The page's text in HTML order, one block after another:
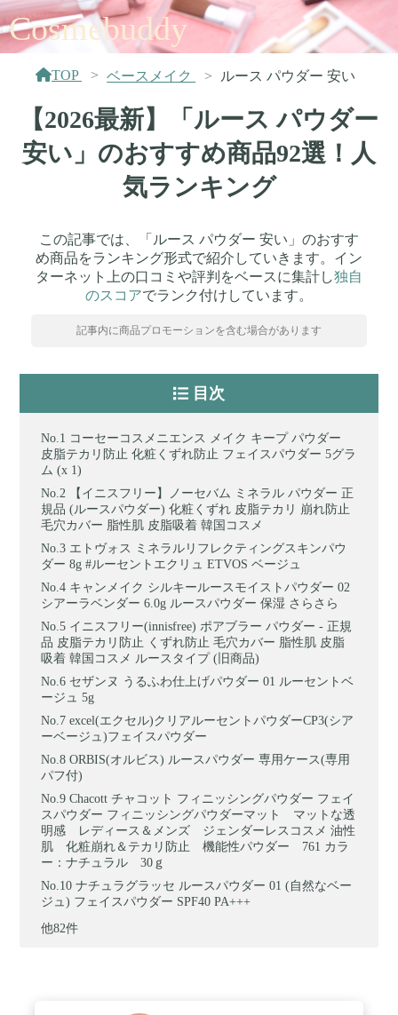
Cosmebuddy
TOP ベースメイク ルース パウダー 安い
【2026最新】「ルース パウダー
安い」のおすすめ商品92選！人
気ランキング
この記事では、「ルース パウダー 安い」のおすす
め商品をランキング形式で紹介していきます。イン
ターネット上の口コミや評判をベースに集計し独自
のスコアでランク付けしています。
記事内に商品プロモーションを含む場合があります
目次
コーセーコスメニエンス メイク キープ パウダー
皮脂テカリ防止 化粧くずれ防止 フェイスパウダー 5グラ
ム (x 1)
【イニスフリー】ノーセバム ミネラル パウダー 正
規品 (ルースパウダー) 化粧くずれ 皮脂テカリ 崩れ防止
毛穴カバー 脂性肌 皮脂吸着 韓国コスメ
エトヴォス ミネラルリフレクティングスキンパウ
ダー 8g #ルーセントエクリュ ETVOS ベージュ
キャンメイク シルキールースモイストパウダー 02
シアーラベンダー 6.0g ルースパウダー 保湿 さらさら
イニスフリー(innisfree) ポアブラー パウダー - 正規
品 皮脂テカリ防止 くずれ防止 毛穴カバー 脂性肌 皮脂
吸着 韓国コスメ ルースタイプ (旧商品)
セザンヌ うるふわ仕上げパウダー 01 ルーセントベ
ージュ 5g
excel(エクセル)クリアルーセントパウダーCP3(シア
ーベージュ)フェイスパウダー
ORBIS(オルビス) ルースパウダー 専用ケース(専用
パフ付)
Chacott チャコット フィニッシングパウダー フェイ
スパウダー フィニッシングパウダーマット マットな透
明感 レディース＆メンズ ジェンダーレスコスメ 油性
肌 化粧崩れ＆テカリ防止 機能性パウダー 761 カラ
ー：ナチュラル 30ｇ
ナチュラグラッセ ルースパウダー 01 (自然なベー
ジュ) フェイスパウダー SPF40 PA+++
他82件